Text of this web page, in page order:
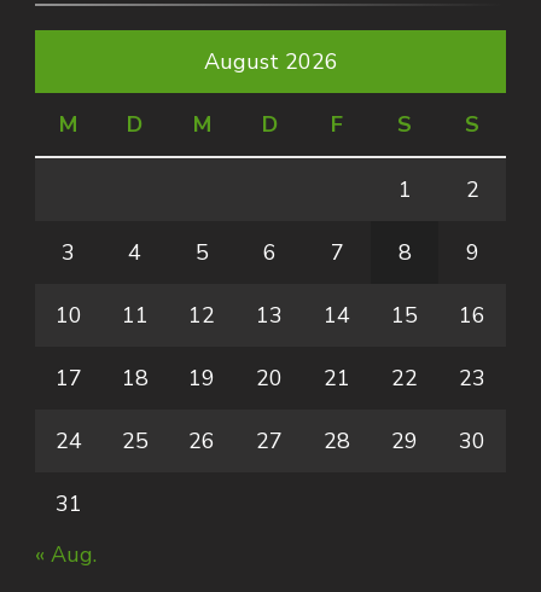
August 2026
M D M D F S S
1 2
3 4 5 6 7 8 9
10 11 12 13 14 15 16
17 18 19 20 21 22 23
24 25 26 27 28 29 30
31
« Aug.